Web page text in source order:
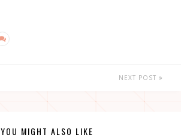
NEXT POST
YOU MIGHT ALSO LIKE